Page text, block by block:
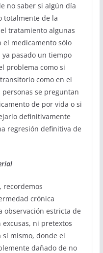
no saber si algún día
totalmente de la
tratamiento algunas
el medicamento sólo
pasado un tiempo
problema como si
como en el
se preguntan
de por vida o si
definitivamente
regresión definitiva de
recordemos
crónica
observación estricta de
ni pretextos
sí mismo, donde el
dañado de no